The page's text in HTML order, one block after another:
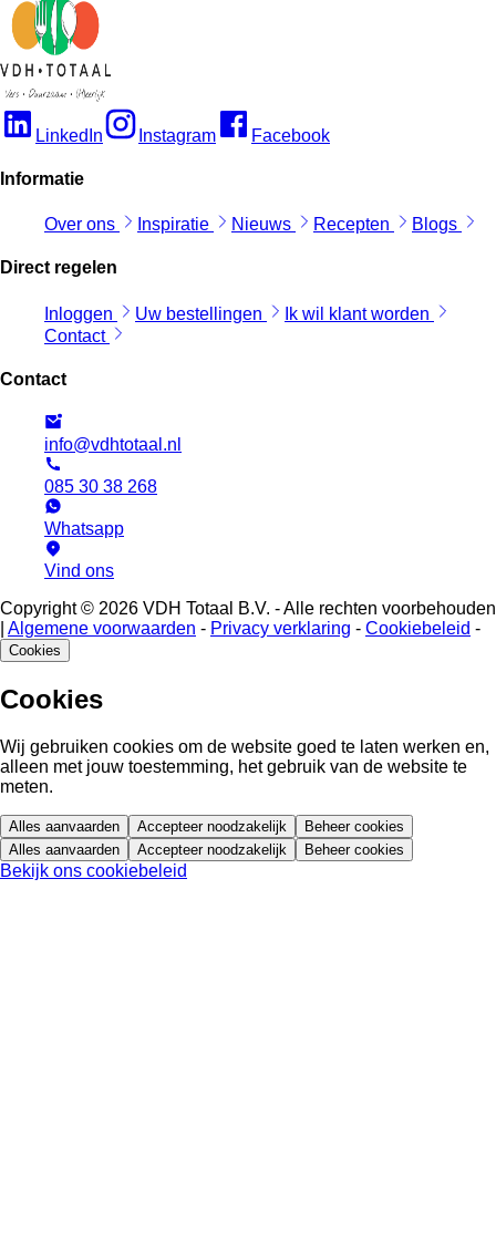
LinkedIn Instagram Facebook
Informatie
Over ons Inspiratie Nieuws Recepten Blogs
Direct regelen
Inloggen Uw bestellingen
Ik wil klant worden
Contact
Contact
info@vdhtotaal.nl
085 30 38 268
Whatsapp
Vind ons
Copyright © 2026 VDH Totaal B.V. - Alle rechten voorbehouden
Algemene voorwaarden - Privacy verklaring - Cookiebeleid -
Cookies
Cookies
Wij gebruiken cookies om de website goed te laten werken en,
alleen met jouw toestemming, het gebruik van de website te
meten.
Alles aanvaarden Accepteer noodzakelijk
Beheer cookies
Alles aanvaarden
Accepteer noodzakelijk Beheer cookies
Bekijk ons cookiebeleid